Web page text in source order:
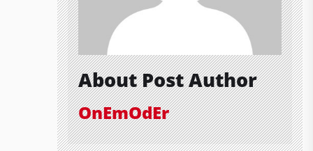
About Post Author
OnEmOdEr